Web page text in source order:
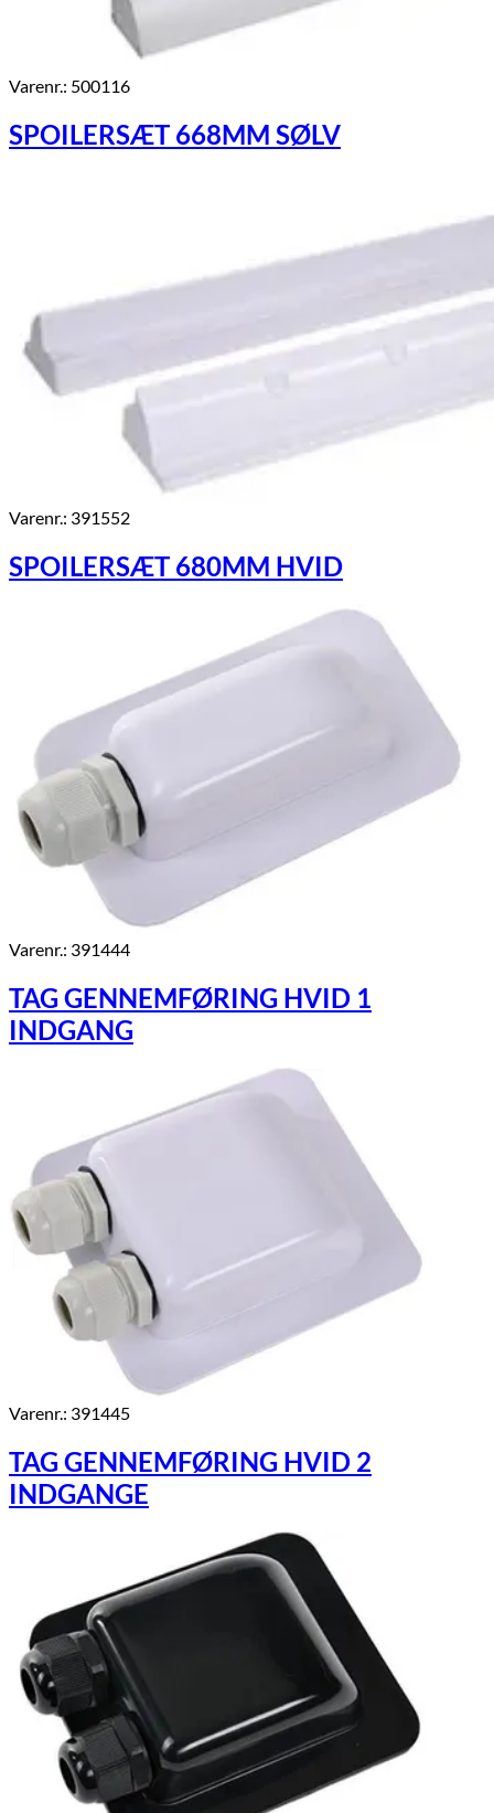
Varenr.: 500116
SPOILERSÆT 668MM SØLV
Varenr.: 391552
SPOILERSÆT 680MM HVID
Varenr.: 391444
TAG GENNEMFØRING HVID 1
INDGANG
Varenr.: 391445
TAG GENNEMFØRING HVID 2
INDGANGE